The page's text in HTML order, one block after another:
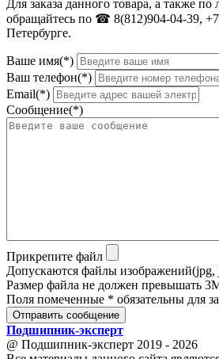
Для заказа данного товара, а также
обращайтесь по ☎ 8(812)904-04-39,
Петербурге.
Ваше имя(*)
Ваш телефон(*)
Email(*)
Сообщение(*)
Прикрепите файл
Допускаются файлы изображений(jpg,
Размер файла не должен превышать
Поля помеченные * обязательны для
Отправить сообщение
Подшипник-эксперт
@ Подшипник-эксперт 2019 - 2026